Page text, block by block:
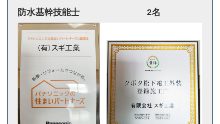
防水基幹技能士 2名